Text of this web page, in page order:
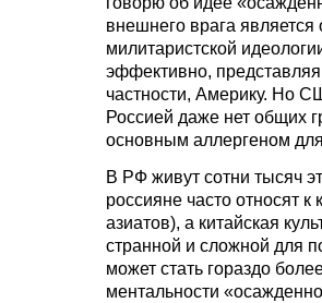
внешнего врага
милитаристской
эффективно,
частности, Америку. Но
Россией даже нет общих
основным аллергеном
В РФ живут сотни тысяч
россияне часто относят
азиатов), а китайская
странной и сложной для
может стать гораздо
ментальности